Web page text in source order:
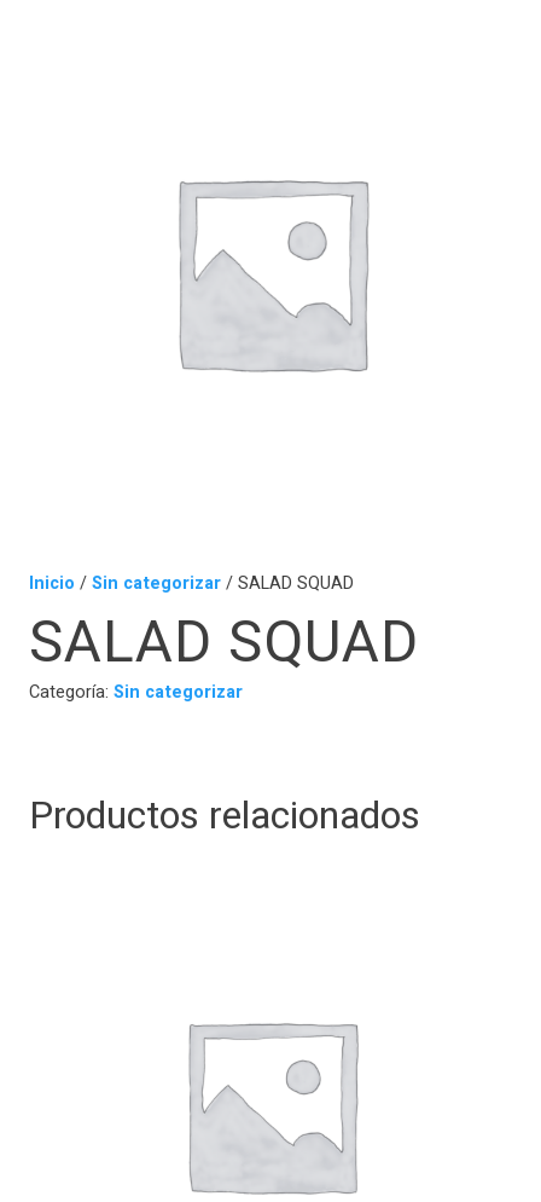
Inicio /Sin categorizar/ SALAD SQUAD
SALAD SQUAD
Categoría: Sin categorizar
Productos relacionados